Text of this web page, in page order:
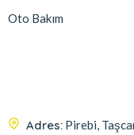
Oto Bakım
Adres: Pirebi,